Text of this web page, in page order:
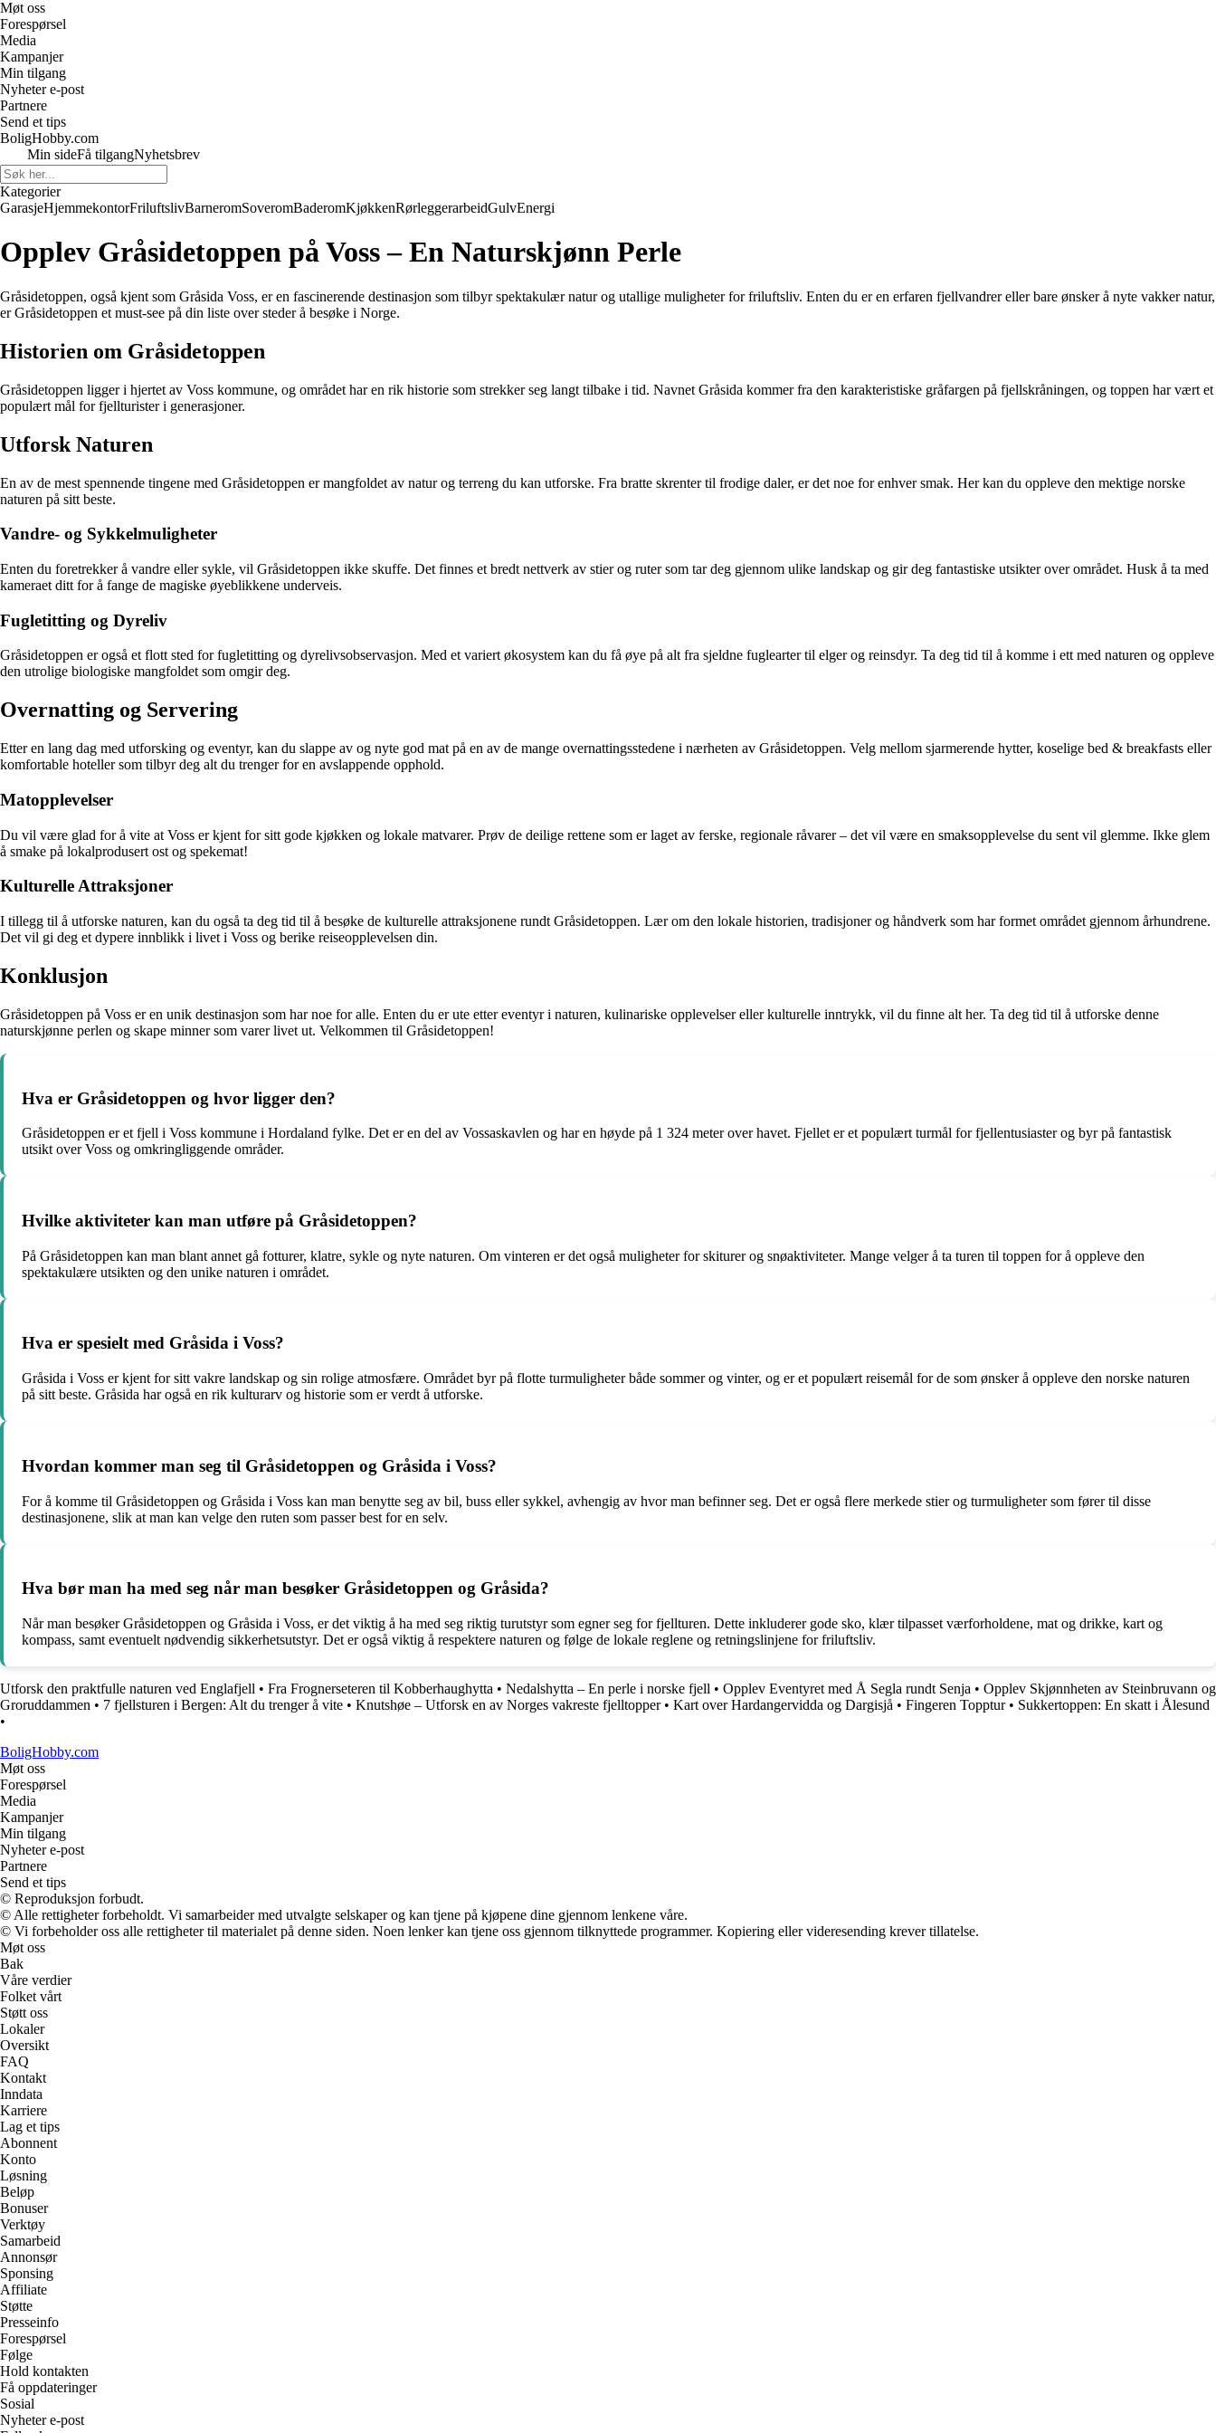
Møt oss
Forespørsel
Media
Kampanjer
Min tilgang
Nyheter e-post
Partnere
Send et tips
BoligHobby.com
Min sideFå tilgangNyhetsbrev
Kategorier
GarasjeHjemmekontorFriluftslivBarneromSoveromBaderomKjøkkenRørleggerarbeidGulvEnergi
Opplev Gråsidetoppen på Voss – En Naturskjønn Perle
Gråsidetoppen, også kjent som Gråsida Voss, er en fascinerende destinasjon som tilbyr spektakulær natur og utallige muligheter for friluftsliv. Enten du er en erfaren fjellvandrer eller bare ønsker å nyte vakker natur,
er Gråsidetoppen et must-see på din liste over steder å besøke i Norge.
Historien om Gråsidetoppen
Gråsidetoppen ligger i hjertet av Voss kommune, og området har en rik historie som strekker seg langt tilbake i tid. Navnet Gråsida kommer fra den karakteristiske gråfargen på fjellskråningen, og toppen har vært et
populært mål for fjellturister i generasjoner.
Utforsk Naturen
En av de mest spennende tingene med Gråsidetoppen er mangfoldet av natur og terreng du kan utforske. Fra bratte skrenter til frodige daler, er det noe for enhver smak. Her kan du oppleve den mektige norske
naturen på sitt beste.
Vandre- og Sykkelmuligheter
Enten du foretrekker å vandre eller sykle, vil Gråsidetoppen ikke skuffe. Det finnes et bredt nettverk av stier og ruter som tar deg gjennom ulike landskap og gir deg fantastiske utsikter over området. Husk å ta med
kameraet ditt for å fange de magiske øyeblikkene underveis.
Fugletitting og Dyreliv
Gråsidetoppen er også et flott sted for fugletitting og dyrelivsobservasjon. Med et variert økosystem kan du få øye på alt fra sjeldne fuglearter til elger og reinsdyr. Ta deg tid til å komme i ett med naturen og oppleve
den utrolige biologiske mangfoldet som omgir deg.
Overnatting og Servering
Etter en lang dag med utforsking og eventyr, kan du slappe av og nyte god mat på en av de mange overnattingsstedene i nærheten av Gråsidetoppen. Velg mellom sjarmerende hytter, koselige bed & breakfasts eller
komfortable hoteller som tilbyr deg alt du trenger for en avslappende opphold.
Matopplevelser
Du vil være glad for å vite at Voss er kjent for sitt gode kjøkken og lokale matvarer. Prøv de deilige rettene som er laget av ferske, regionale råvarer – det vil være en smaksopplevelse du sent vil glemme. Ikke glem
å smake på lokalprodusert ost og spekemat!
Kulturelle Attraksjoner
I tillegg til å utforske naturen, kan du også ta deg tid til å besøke de kulturelle attraksjonene rundt Gråsidetoppen. Lær om den lokale historien, tradisjoner og håndverk som har formet området gjennom århundrene.
Det vil gi deg et dypere innblikk i livet i Voss og berike reiseopplevelsen din.
Konklusjon
Gråsidetoppen på Voss er en unik destinasjon som har noe for alle. Enten du er ute etter eventyr i naturen, kulinariske opplevelser eller kulturelle inntrykk, vil du finne alt her. Ta deg tid til å utforske denne
naturskjønne perlen og skape minner som varer livet ut. Velkommen til Gråsidetoppen!
Hva er Gråsidetoppen og hvor ligger den?
Gråsidetoppen er et fjell i Voss kommune i Hordaland fylke. Det er en del av Vossaskavlen og har en høyde på 1 324 meter over havet. Fjellet er et populært turmål for fjellentusiaster og byr på fantastisk
utsikt over Voss og omkringliggende områder.
Hvilke aktiviteter kan man utføre på Gråsidetoppen?
På Gråsidetoppen kan man blant annet gå fotturer, klatre, sykle og nyte naturen. Om vinteren er det også muligheter for skiturer og snøaktiviteter. Mange velger å ta turen til toppen for å oppleve den
spektakulære utsikten og den unike naturen i området.
Hva er spesielt med Gråsida i Voss?
Gråsida i Voss er kjent for sitt vakre landskap og sin rolige atmosfære. Området byr på flotte turmuligheter både sommer og vinter, og er et populært reisemål for de som ønsker å oppleve den norske naturen
på sitt beste. Gråsida har også en rik kulturarv og historie som er verdt å utforske.
Hvordan kommer man seg til Gråsidetoppen og Gråsida i Voss?
For å komme til Gråsidetoppen og Gråsida i Voss kan man benytte seg av bil, buss eller sykkel, avhengig av hvor man befinner seg. Det er også flere merkede stier og turmuligheter som fører til disse
destinasjonene, slik at man kan velge den ruten som passer best for en selv.
Hva bør man ha med seg når man besøker Gråsidetoppen og Gråsida?
Når man besøker Gråsidetoppen og Gråsida i Voss, er det viktig å ha med seg riktig turutstyr som egner seg for fjellturen. Dette inkluderer gode sko, klær tilpasset værforholdene, mat og drikke, kart og
kompass, samt eventuelt nødvendig sikkerhetsutstyr. Det er også viktig å respektere naturen og følge de lokale reglene og retningslinjene for friluftsliv.
Utforsk den praktfulle naturen ved Englafjell • Fra Frognerseteren til Kobberhaughytta • Nedalshytta – En perle i norske fjell • Opplev Eventyret med Å Segla rundt Senja • Opplev Skjønnheten av Steinbruvann og
Groruddammen • 7 fjellsturen i Bergen: Alt du trenger å vite • Knutshøe – Utforsk en av Norges vakreste fjelltopper• Kart over Hardangervidda og Dargisjå • Fingeren Topptur• Sukkertoppen: En skatt i Ålesund
•
BoligHobby.com
Møt oss
Forespørsel
Media
Kampanjer
Min tilgang
Nyheter e-post
Partnere
Send et tips
© Reproduksjon forbudt.
© Alle rettigheter forbeholdt. Vi samarbeider med utvalgte selskaper og kan tjene på kjøpene dine gjennom lenkene våre.
© Vi forbeholder oss alle rettigheter til materialet på denne siden. Noen lenker kan tjene oss gjennom tilknyttede programmer. Kopiering eller videresending krever tillatelse.
Møt oss
Bak
Våre verdier
Folket vårt
Støtt oss
Lokaler
Oversikt
FAQ
Kontakt
Inndata
Karriere
Lag et tips
Abonnent
Konto
Løsning
Beløp
Bonuser
Verktøy
Samarbeid
Annonsør
Sponsing
Affiliate
Støtte
Presseinfo
Forespørsel
Følge
Hold kontakten
Få oppdateringer
Sosial
Nyheter e-post